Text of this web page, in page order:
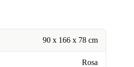
90 x 166 x 78 cm
Rosa